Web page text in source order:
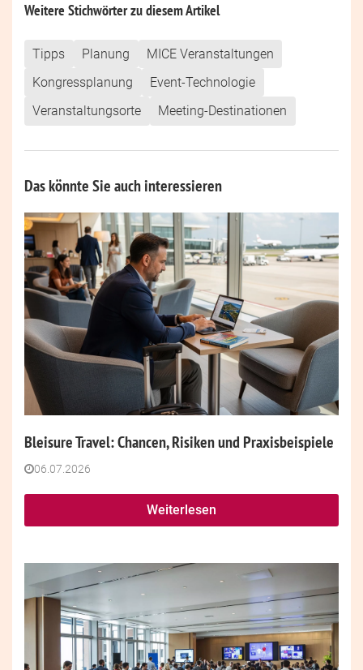
Weitere Stichwörter zu diesem Artikel
Tipps Planung
MICE Veranstaltungen
Kongressplanung
Event-Technologie
Veranstaltungsorte
Meeting-Destinationen
Das könnte Sie auch interessieren
Bleisure Travel: Chancen, Risiken und Praxisbeispiele
06.07.2026
Weiterlesen